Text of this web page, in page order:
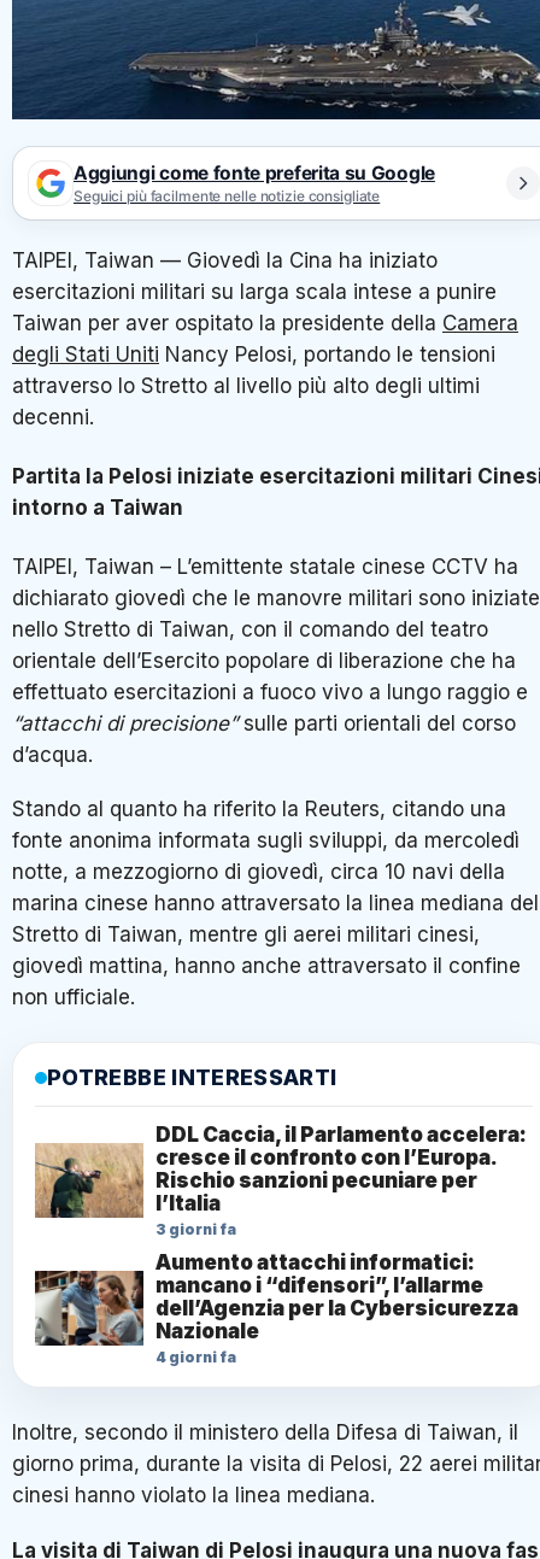
Aggiungi come fonte preferita su Google
Seguici più facilmente nelle notizie consigliate
TAIPEI, Taiwan — Giovedì la Cina ha iniziato
esercitazioni militari su larga scala intese a punire
Taiwan per aver ospitato la presidente della Camera
degli Stati Uniti Nancy Pelosi, portando le tensioni
attraverso lo Stretto al livello più alto degli ultimi
decenni.
Partita la Pelosi iniziate esercitazioni militari
intorno a Taiwan
TAIPEI, Taiwan – L’emittente statale cinese CCTV ha
dichiarato giovedì che le manovre militari sono iniziate
nello Stretto di Taiwan, con il comando del teatro
orientale dell’Esercito popolare di liberazione che ha
effettuato esercitazioni a fuoco vivo a lungo raggio e
“attacchi di precisione”sulle parti orientali del corso
d’acqua.
Stando al quanto ha riferito la Reuters, citando una
fonte anonima informata sugli sviluppi, da mercoledì
notte, a mezzogiorno di giovedì, circa 10 navi della
marina cinese hanno attraversato la linea mediana
Stretto di Taiwan, mentre gli aerei militari cinesi,
giovedì mattina, hanno anche attraversato il confine
non ufficiale.
POTREBBE INTERESSARTI
DDL Caccia, il Parlamento accelera:
cresce il confronto con l’Europa.
Rischio sanzioni pecuniare per
l’Italia
3 giorni fa
Aumento attacchi informatici:
mancano i “difensori”, l’allarme
dell’Agenzia per la Cybersicurezza
Nazionale
4 giorni fa
Inoltre, secondo il ministero della Difesa di Taiwan, il
giorno prima, durante la visita di Pelosi, 22 aerei
cinesi hanno violato la linea mediana.
La visita di Taiwan di Pelosi inaugura una nuova